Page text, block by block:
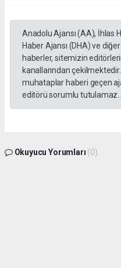
Anadolu Ajansı (AA), İhlas
Haber Ajansı (DHA) ve
haberler, sitemizin
kanallarından
muhataplar haberi geçen
editörü sorumlu
Okuyucu Yorumları (0)